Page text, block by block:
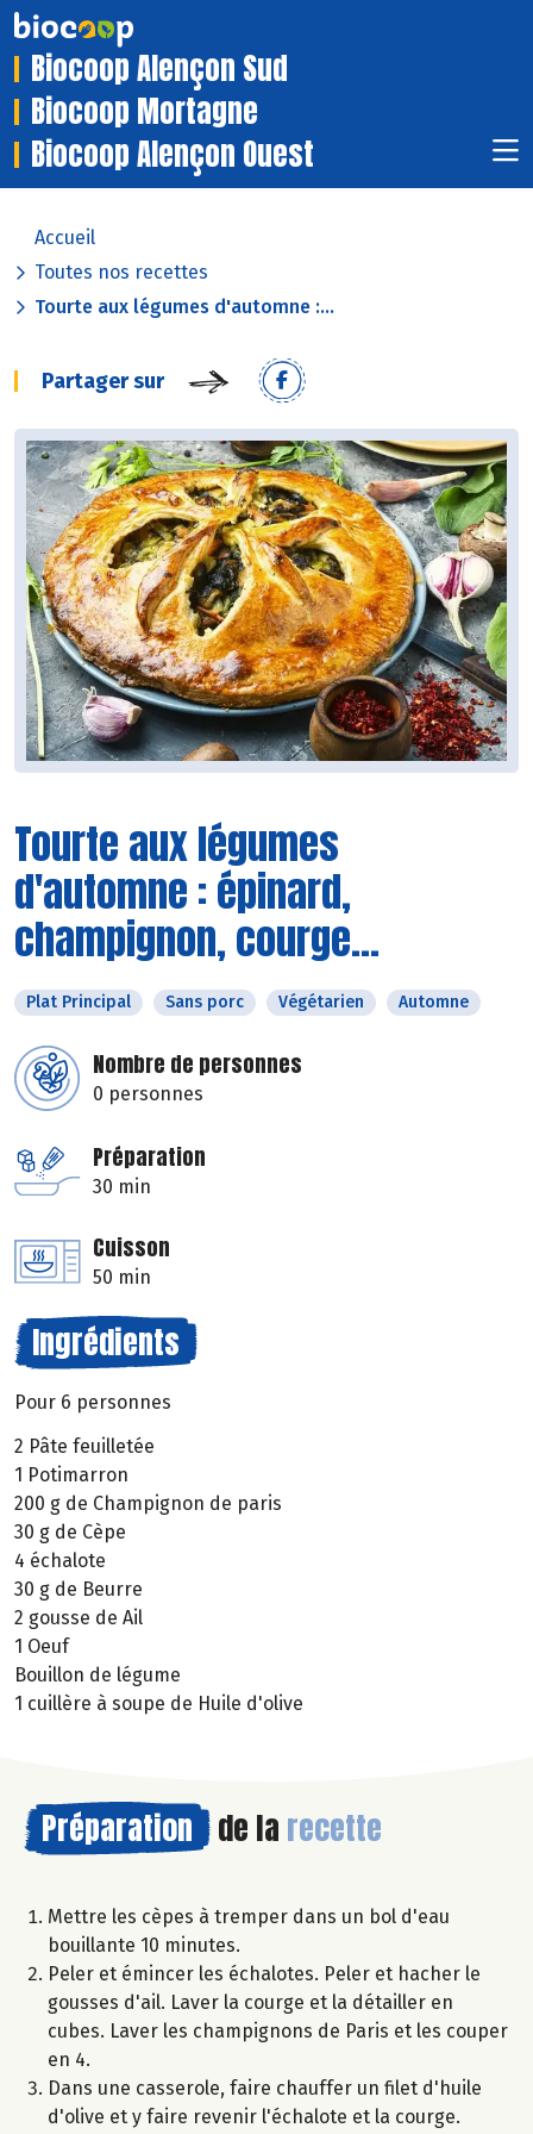
Biocoop Alençon Sud
Biocoop Mortagne
Biocoop Alençon Ouest
Accueil
Toutes nos recettes
Tourte aux légumes d'automne :...
Partager sur
Tourte aux légumes
d'automne : épinard,
champignon, courge...
Plat Principal Sans porc Végétarien Automne
Nombre de personnes
0 personnes
Préparation
30 min
Cuisson
50 min
Ingrédients
Pour 6 personnes
2 Pâte feuilletée
1 Potimarron
200 g de Champignon de paris
30 g de Cèpe
4 échalote
30 g de Beurre
2 gousse de Ail
1 Oeuf
Bouillon de légume
1 cuillère à soupe de Huile d'olive
Préparation de la recette
Mettre les cèpes à tremper dans un bol d'eau
bouillante 10 minutes.
Peler et émincer les échalotes. Peler et hacher le
gousses d'ail. Laver la courge et la détailler en
cubes. Laver les champignons de Paris et les couper
en 4.
Dans une casserole, faire chauffer un filet d'huile
d'olive et y faire revenir l'échalote et la courge.